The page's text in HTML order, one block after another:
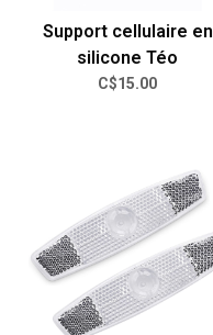
Support cellulaire en
silicone Téo
C$15.00